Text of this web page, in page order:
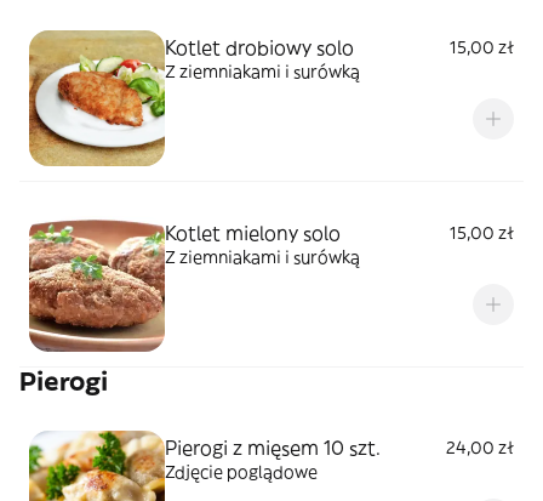
Kotlet drobiowy solo
15,00 zł
Z ziemniakami i surówką
Kotlet mielony solo
15,00 zł
Z ziemniakami i surówką
Pierogi
Pierogi z mięsem 10 szt.
24,00 zł
Zdjęcie poglądowe